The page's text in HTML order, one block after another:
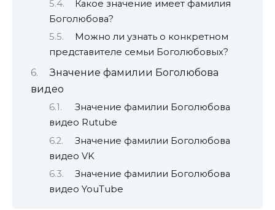
Какое значение имеет фамилия
Боголюбова?
Можно ли узнать о конкретном
представителе семьи Боголюбовых?
Значение фамилии Боголюбова
видео
Значение фамилии Боголюбова
видео Rutube
Значение фамилии Боголюбова
видео VK
Значение фамилии Боголюбова
видео YouTube